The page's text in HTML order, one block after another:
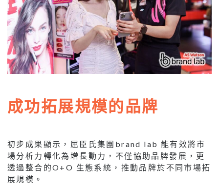
成功拓展規模的品牌
初步成果顯示，屈臣氏集團brand lab 能有效將市
場分析力轉化為增長動力，不僅協助品牌發展，更
透過整合的O+O 生態系統，推動品牌於不同市場拓
展規模。